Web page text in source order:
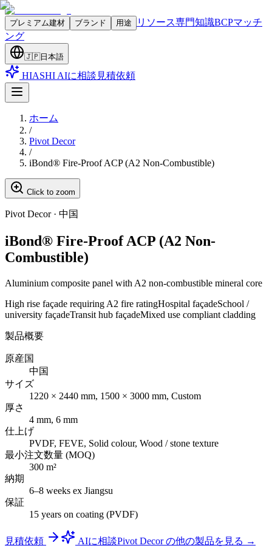
プレミアム建材 ブランド 用途 リソース専門知識BCPマッチ
ング
🇯🇵日本語
HIASHI AIに相談 見積依頼
ホーム
/
Pivot Decor
/
iBond® Fire-Proof ACP (A2 Non-Combustible)
Click to zoom
Pivot Decor· 中国
iBond® Fire-Proof ACP (A2 Non-
Combustible)
Aluminium composite panel with A2 non-combustible mineral core
High rise façade requiring A2 fire ratingHospital façadeSchool /
university façadeTransit hub façadeMixed use compliant cladding
製品概要
原産国
中国
サイズ
1220 × 2440 mm, 1500 × 3000 mm, Custom
厚さ
4 mm, 6 mm
仕上げ
PVDF, FEVE, Solid colour, Wood / stone texture
最小注文数量 (MOQ)
300 m²
納期
6–8 weeks ex Jiangsu
保証
15 years on coating (PVDF)
見積依頼 AIに相談Pivot Decor の他の製品を見る →